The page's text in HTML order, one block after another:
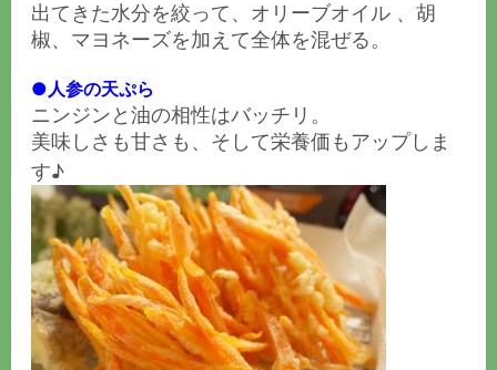
出てきた水分を絞って、オリーブオイル 、胡
椒、マヨネーズを加えて全体を混ぜる。
●人参の天ぷら
ニンジンと油の相性はバッチリ。
美味しさも甘さも、そして栄養価もアップしま
す♪